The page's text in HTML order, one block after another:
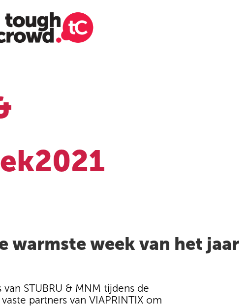
warmste week van het jaar
STUBRU & MNM tijdens de
partners van VIAPRINTIX om